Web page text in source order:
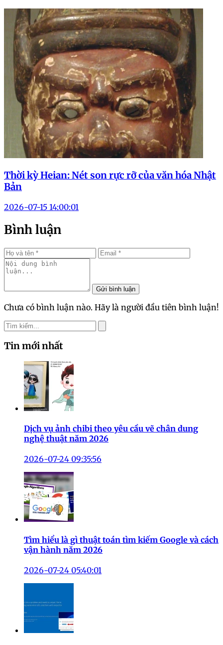
Thời kỳ Heian: Nét son rực rỡ của văn hóa Nhật
Bản
2026-07-15 14:00:01
Bình luận
Gửi bình luận
Chưa có bình luận nào. Hãy là người đầu tiên bình luận!
Tin mới nhất
Dịch vụ ảnh chibi theo yêu cầu vẽ chân dung
nghệ thuật năm 2026
2026-07-24 09:35:56
Tìm hiểu là gì thuật toán tìm kiếm Google và cách
vận hành năm 2026
2026-07-24 05:40:01